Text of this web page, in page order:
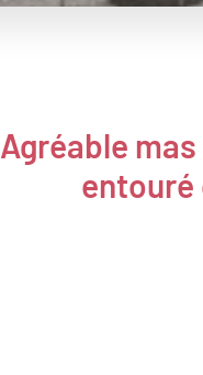
Agréable
entouré